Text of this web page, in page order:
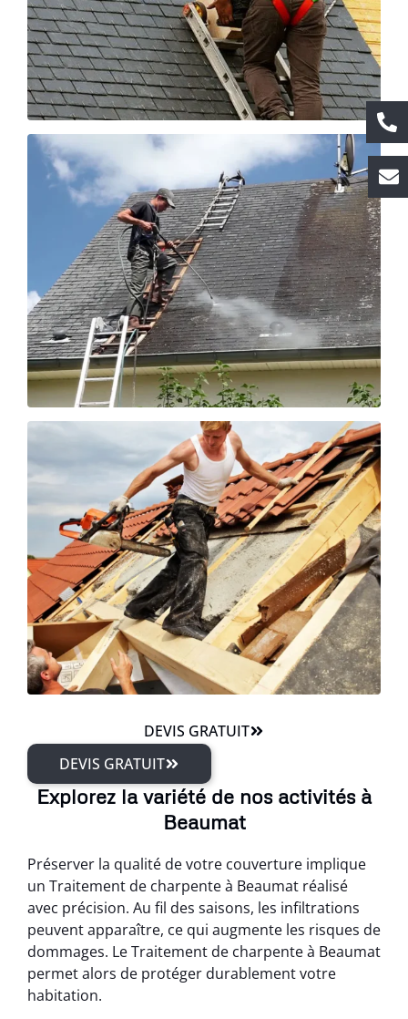
DEVIS GRATUIT
DEVIS GRATUIT
Explorez la variété de nos activités à
Beaumat
Préserver la qualité de votre couverture implique
un Traitement de charpente à Beaumat réalisé
avec précision. Au fil des saisons, les infiltrations
peuvent apparaître, ce qui augmente les risques de
dommages. Le Traitement de charpente à Beaumat
permet alors de protéger durablement votre
habitation.